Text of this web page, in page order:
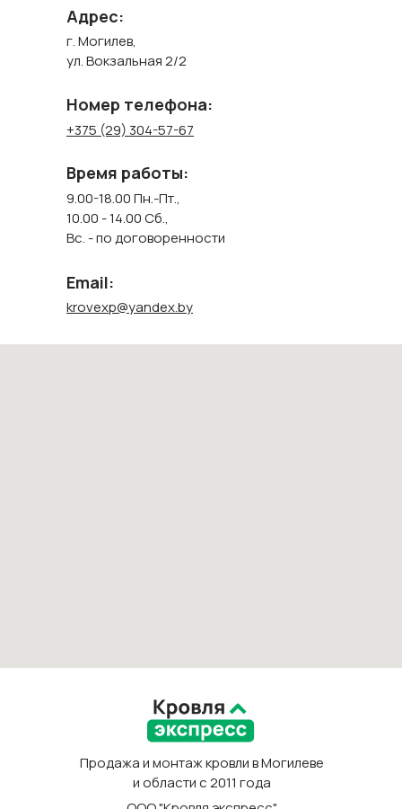
Адрес:
г. Могилев,
ул. Вокзальная 2/2
Время работы:
9.00-18.00 Пн.-Пт.,
10.00 - 14.00 Сб.,
Вс. - по договоренности
Номер телефона:
+375 (29) 304-57-67
Email:
krovexp@yandex.by
Продажа и монтаж кровли в Могилеве
и области с 2011 года